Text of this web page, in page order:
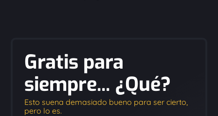
Gratis para
siempre... ¿Qué?
Esto suena demasiado bueno para ser cierto,
pero lo es.